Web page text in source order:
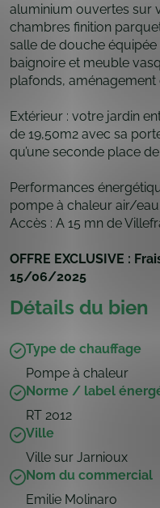
aluminium ouvertes sur
chambres finition
salle de douche équipée
baignoire et meuble
plafonds,
Extérieur : votre jardin
de 19,50m2 avec sa
qu’une seconde place
Performances
pompe à chaleur air/eau.
Accès : A 15 mn de
OFFRE EXCLUSIVE :
15/06/2025
Détails du bien
Type de chauffage
Pompe à chaleur
Norme / label
RT 2012
Ville
Ville sur Jarnioux
Nom du commercial
Emilie Molinaro